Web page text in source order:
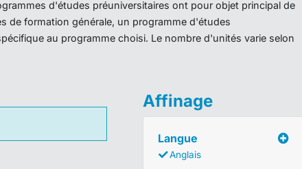
d'études préuniversitaires ont pour objet principal de
de formation générale, un programme d'études
au programme choisi. Le nombre d'unités varie selon
Affinage
Langue
Anglais